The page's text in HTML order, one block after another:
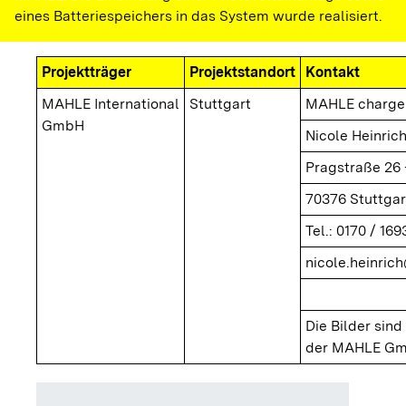
eines Batteriespeichers in das System wurde realisiert.
Projektträger Projektstandort
Kontakt
MAHLE International
GmbH
Stuttgart
MAHLE
Nicole Heinrich
Pragstraße 26
70376
Tel.: 0170 /
Die Bilder
der MAHLE